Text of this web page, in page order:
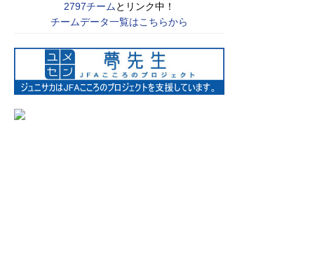
2797チーム とリンク中！
チームデータ一覧はこちらから